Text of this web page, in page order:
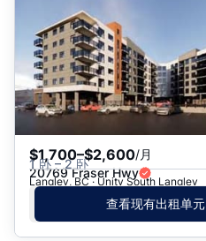
$1,700–$2,600/月
1 卧 – 2 卧
20769 Fraser Hwy
Langley, BC · Unity South Langley
查看现有出租单元